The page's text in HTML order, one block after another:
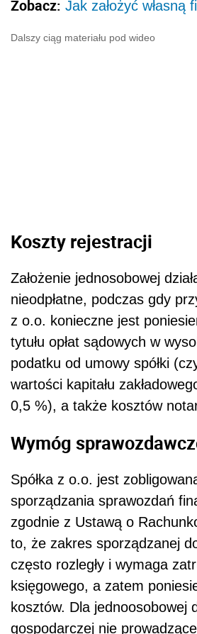
Zobacz: Jak założyć własną
Dalszy ciąg materiału pod wideo
Koszty rejestracji
Założenie jednosobowej
nieodpłatne, podczas gdy
z o.o. konieczne jest
tytułu opłat sądowych w
podatku od umowy spółki
wartości kapitału
0,5 %), a także kosztów
Wymóg
Spółka z o.o. jest
sporządzania sprawozdań
zgodnie z Ustawą o
to, że zakres sporządzanej
często rozległy i wymaga
księgowego, a zatem
kosztów. Dla jednoosobowej
gospodarczej nie